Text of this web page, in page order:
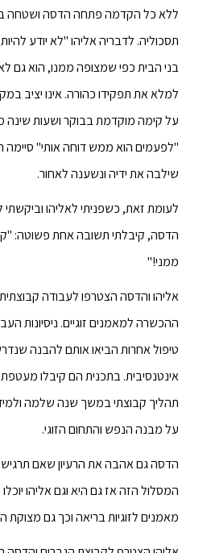
ללא כל הקדמה פתחה הדסה ושטחה
תסכוליה. לדבריה אליהו "לא יודע
בני הבית כפי שמצופה ממנו, הוא גם לא
למלא את תפקידו כהורה. אינו יציב
על קימה מוקדמת בבוקר ושעות שינה
"לפעמים הוא ממש דוחה אותי" סיימה
שילבה את ידיה ונשענה לאחור.
לעומת זאת, כשפניתי לאליהו
הדסה, קיבלתי תשובה אחת פשוטה:
ממני!"
אליהו והדסה הצטרפו לעבודה
ההכשרה למאמנים זוגיים. ניסיונות
טיפול אחרות הביאו אותם להבנה
אינטנסיבית. בתכנית הם קיבלו
תהליך קבוצתי במשך שנה שלמה
על מבנה הנפש והתחום הזוגי.
הדסה גם אהבה את הרעיון שאם
המסלול הזה אז גם היא וגם אליהו
מאמנים לזוגיות בריאה וכך גם מצוקת